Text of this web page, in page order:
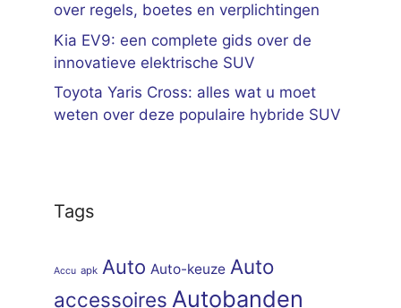
over regels, boetes en verplichtingen
Kia EV9: een complete gids over de
innovatieve elektrische SUV
Toyota Yaris Cross: alles wat u moet
weten over deze populaire hybride SUV
Tags
Accu apk Auto Auto-keuze Auto
accessoires Autobanden